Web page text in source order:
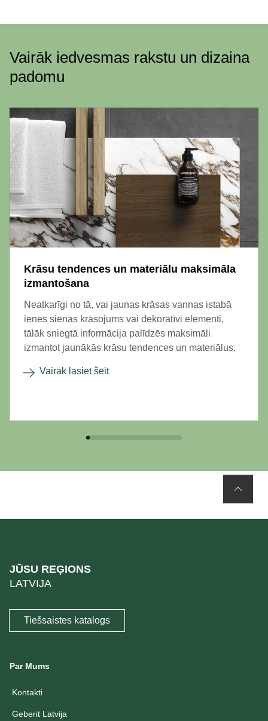
Vairāk iedvesmas rakstu un dizaina
padomu
Krāsu tendences un materiālu maksimāla
izmantošana
Neatkarīgi no tā, vai jaunas krāsas vannas istabā
ienes sienas krāsojums vai dekoratīvi elementi,
tālāk sniegtā informācija palīdzēs maksimāli
izmantot jaunākās krāsu tendences un materiālus.
Vairāk lasiet šeit
JŪSU REĢIONS
LATVIJA
Tiešsaistes katalogs
Par Mums
Kontakti
Geberit Latvija